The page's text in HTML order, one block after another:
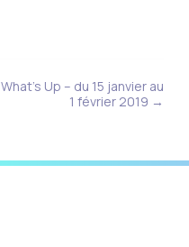
What’s Up – du 15 janvier au
1 février 2019 →